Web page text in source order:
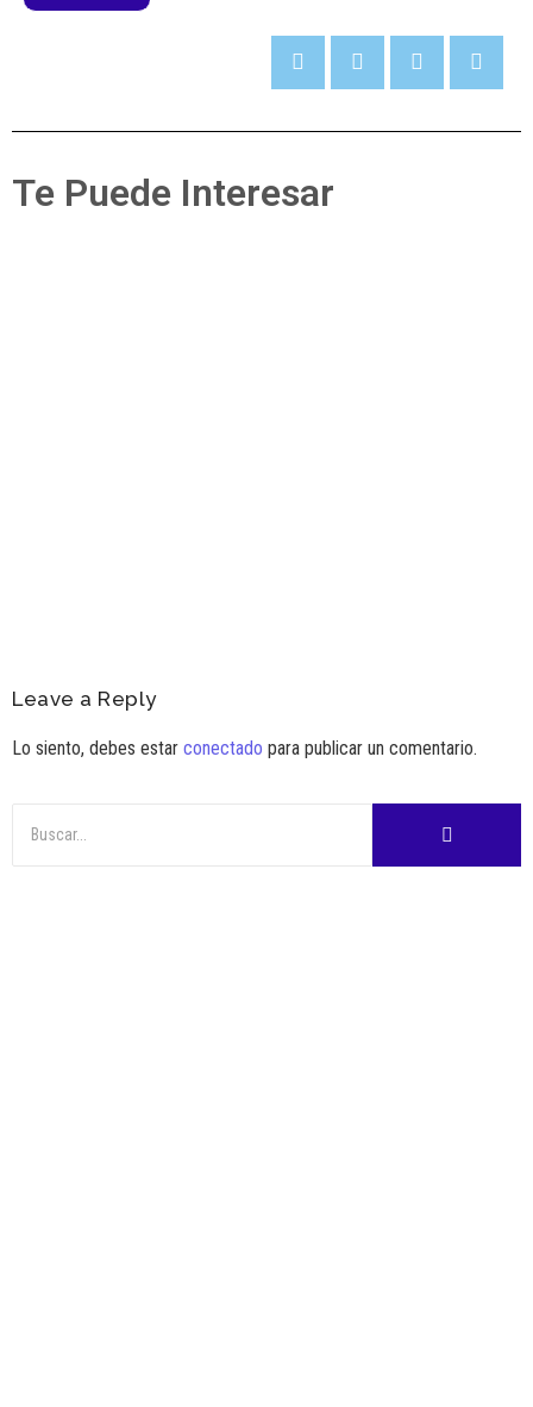
Te Puede Interesar
Leave a Reply
Lo siento, debes estar conectado para publicar un comentario.